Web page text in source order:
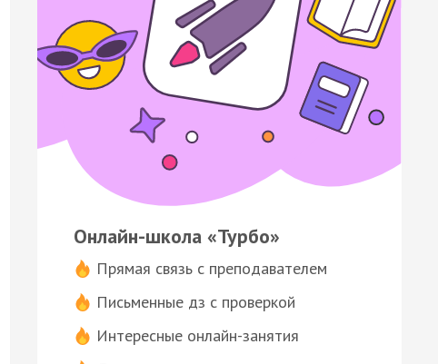
Онлайн-школа «Турбо»
Прямая связь с преподавателем
Письменные дз с проверкой
Интересные онлайн-занятия